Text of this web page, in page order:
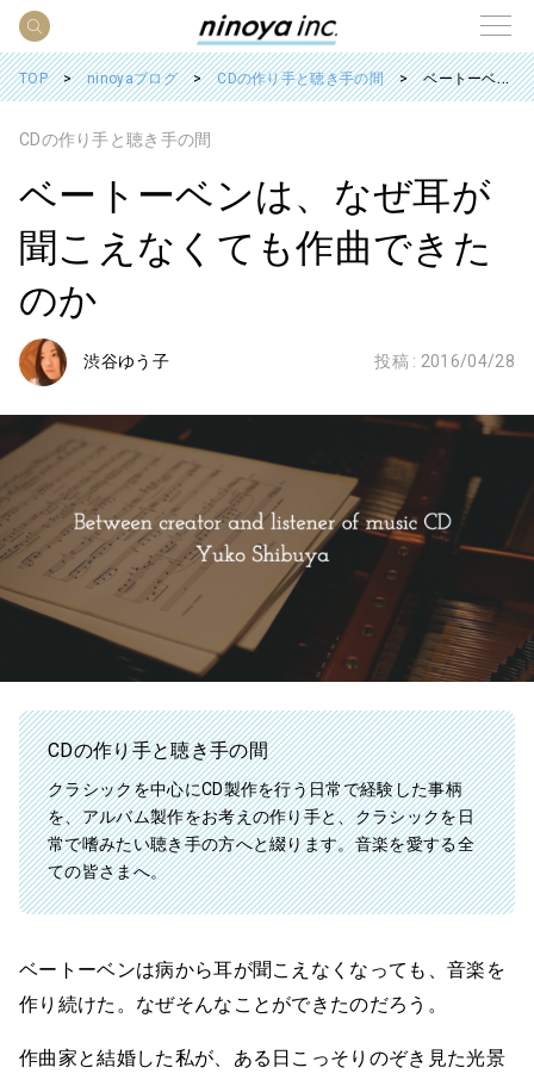
TOP ninoyaブログ CDの作り手と聴き手の間 ベートーベンは、なぜ耳が聞こえなくても作曲できたのか
CDの作り手と聴き手の間
ベートーベンは、なぜ耳が
聞こえなくても作曲できた
のか
渋谷ゆう子 投稿 : 2016/04/28
CDの作り手と聴き手の間
クラシックを中心にCD製作を行う日常で経験した事柄
を、アルバム製作をお考えの作り手と、クラシックを日
常で嗜みたい聴き手の方へと綴ります。音楽を愛する全
ての皆さまへ。
ベートーベンは病から耳が聞こえなくなっても、音楽を
作り続けた。なぜそんなことができたのだろう。
作曲家と結婚した私が、ある日こっそりのぞき見た光景